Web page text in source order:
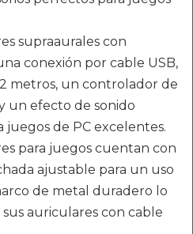
supraaurales con
conexión por cable USB,
metros, un controlador de
un efecto de sonido
juegos de PC excelentes.
para juegos cuentan con
ajustable para un uso
de metal duradero lo
auriculares con cable